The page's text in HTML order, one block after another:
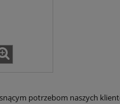
potrzebom naszych